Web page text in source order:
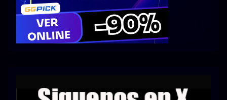
Series 720p 2160p 4K SDR
Series 1080p 60 FPS